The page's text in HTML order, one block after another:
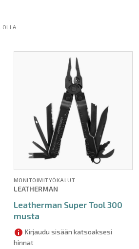
MONITOIMITYÖKALUT
LEATHERMAN
Leatherman Super Tool 300
musta
Kirjaudu sisään katsoaksesi
hinnat